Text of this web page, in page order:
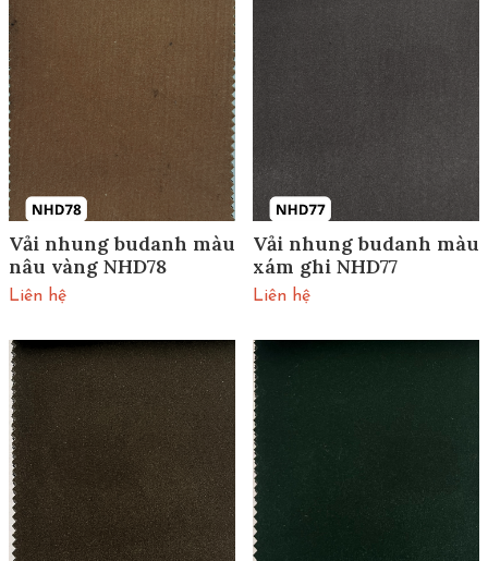
Vải nhung budanh màu
nâu vàng NHD78
Liên hệ
Vải nhung budanh màu
xám ghi NHD77
Liên hệ